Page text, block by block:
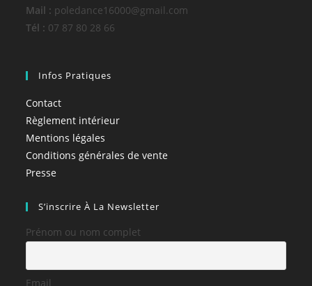
Mail : poledance16000@gmail.com
Tél : 07 87 80 28 66
Infos Pratiques
Contact
Règlement intérieur
Mentions légales
Conditions générales de vente
Presse
S’inscrire À La Newsletter
Prénom ou nom complet
Email